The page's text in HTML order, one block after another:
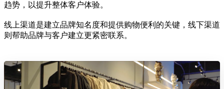
趋势，以提升整体客户体验。
线上渠道是建立品牌知名度和提供购物便利的关键，线下渠道
则帮助品牌与客户建立更紧密联系。